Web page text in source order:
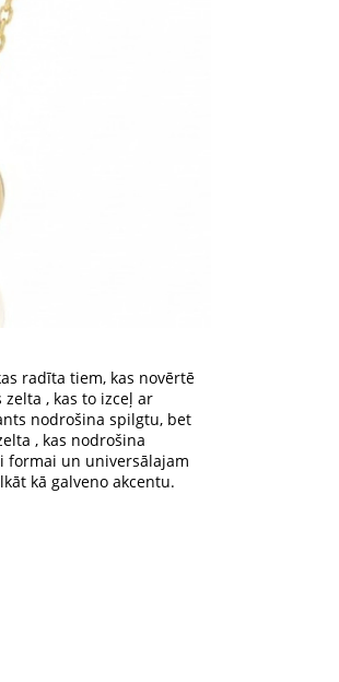
radīta tiem, kas novērtē
zelta , kas to izceļ ar
nodrošina spilgtu, bet
, kas nodrošina
formai un universālajam
kā galveno akcentu.